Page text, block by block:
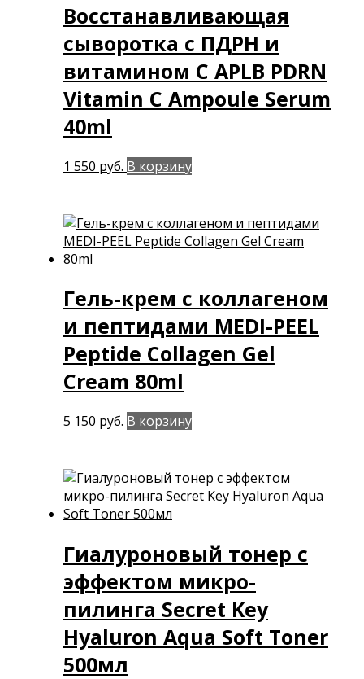
Восстанавливающая
сыворотка с ПДРН и
витамином С APLB PDRN
Vitamin C Ampoule Serum
40ml
1 550 руб. В корзину
Гель-крем с коллагеном
и пептидами MEDI-PEEL
Peptide Collagen Gel
Cream 80ml
5 150 руб. В корзину
Гиалуроновый тонер с
эффектом микро-
пилинга Secret Key
Hyaluron Aqua Soft Toner
500мл